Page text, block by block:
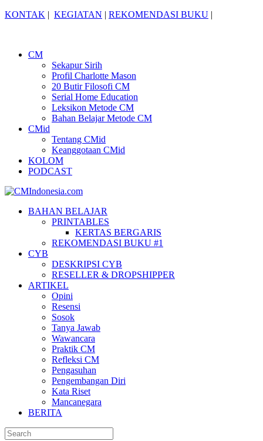
KONTAK | KEGIATAN | REKOMENDASI BUKU |
CM
Sekapur Sirih
Profil Charlotte Mason
20 Butir Filosofi CM
Serial Home Education
Leksikon Metode CM
Bahan Belajar Metode CM
CMid
Tentang CMid
Keanggotaan CMid
KOLOM
PODCAST
BAHAN BELAJAR
PRINTABLES
KERTAS BERGARIS
REKOMENDASI BUKU #1
CYB
DESKRIPSI CYB
RESELLER & DROPSHIPPER
ARTIKEL
Opini
Resensi
Sosok
Tanya Jawab
Wawancara
Praktik CM
Refleksi CM
Pengasuhan
Pengembangan Diri
Kata Riset
Mancanegara
BERITA